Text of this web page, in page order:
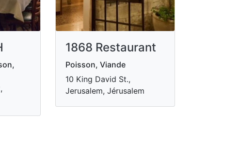
1868 Restaurant
Poisson, Viande
10 King David St.,
Jerusalem, Jérusalem